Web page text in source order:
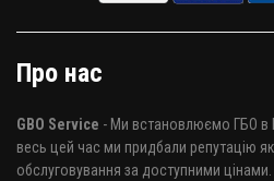
Про нас
GBO Service - Ми встановлюємо ГБО в
весь цей час ми придбали репутацію
обслуговування за доступними цінами.